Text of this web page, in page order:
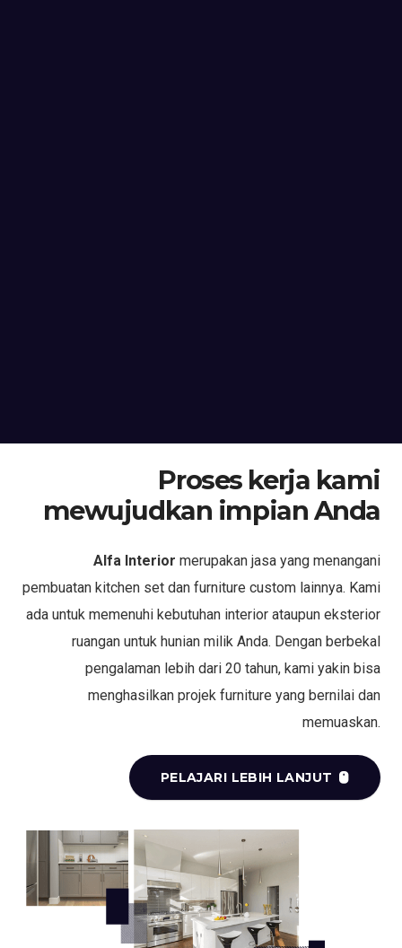
Proses kerja kami
mewujudkan impian Anda
Alfa Interior merupakan jasa yang menangani
pembuatan kitchen set dan furniture custom lainnya. Kami
ada untuk memenuhi kebutuhan interior ataupun eksterior
ruangan untuk hunian milik Anda. Dengan berbekal
pengalaman lebih dari 20 tahun, kami yakin bisa
menghasilkan projek furniture yang bernilai dan
memuaskan.
PELAJARI LEBIH LANJUT